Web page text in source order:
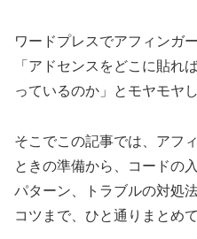
ワードプレスでアフィンガ
「アドセンスをどこに貼れ
っているのか」とモヤモヤ
そこでこの記事では、アフ
ときの準備から、コードの
パターン、トラブルの対処
コツまで、ひと通りまとめ